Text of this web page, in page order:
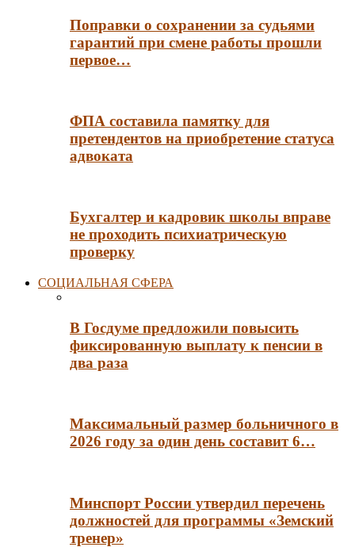
Поправки о сохранении за судьями
гарантий при смене работы прошли
первое…
ФПА составила памятку для
претендентов на приобретение статуса
адвоката
Бухгалтер и кадровик школы вправе
не проходить психиатрическую
проверку
СОЦИАЛЬНАЯ СФЕРА
В Госдуме предложили повысить
фиксированную выплату к пенсии в
два раза
Максимальный размер больничного в
2026 году за один день составит 6…
Минспорт России утвердил перечень
должностей для программы «Земский
тренер»